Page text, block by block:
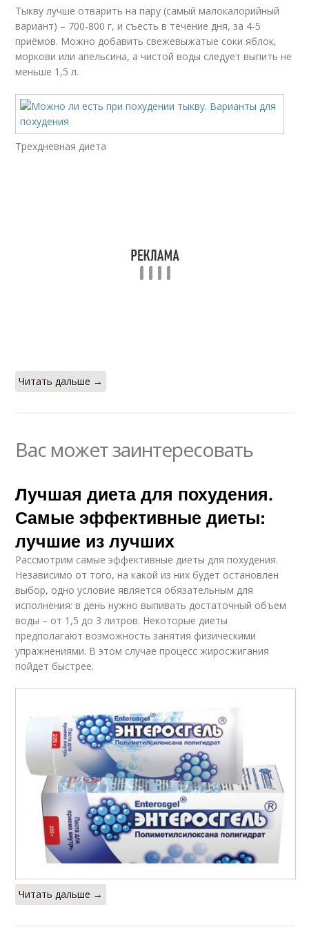
Тыкву лучше отварить на пару (самый малокалорийный
вариант) – 700-800 г, и съесть в течение дня, за 4-5
приёмов. Можно добавить свежевыжатые соки яблок,
моркови или апельсина, а чистой воды следует выпить не
меньше 1,5 л.
Трехдневная диета
Читать дальше →
Вас может заинтересовать
Лучшая диета для похудения.
Самые эффективные диеты:
лучшие из лучших
Рассмотрим самые эффективные диеты для похудения.
Независимо от того, на какой из них будет остановлен
выбор, одно условие является обязательным для
исполнения: в день нужно выпивать достаточный объем
воды – от 1,5 до 3 литров. Некоторые диеты
предполагают возможность занятия физическими
упражнениями. В этом случае процесс жиросжигания
пойдет быстрее.
Читать дальше →